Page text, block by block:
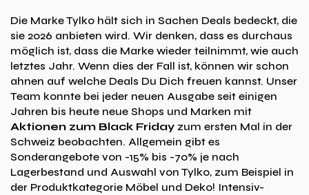
Die Marke Tylko hält sich in Sachen Deals bedeckt, die
sie 2026 anbieten wird. Wir denken, dass es durchaus
möglich ist, dass die Marke wieder teilnimmt, wie auch
letztes Jahr. Wenn dies der Fall ist, können wir schon
ahnen auf welche Deals Du Dich freuen kannst. Unser
Team konnte bei jeder neuen Ausgabe seit einigen
Jahren bis heute neue Shops und Marken mit
Aktionen zum Black Friday zum ersten Mal in der
Schweiz beobachten. Allgemein gibt es
Sonderangebote von -15% bis -70% je nach
Lagerbestand und Auswahl von Tylko, zum Beispiel in
der Produktkategorie Möbel und Deko! Intensiv-